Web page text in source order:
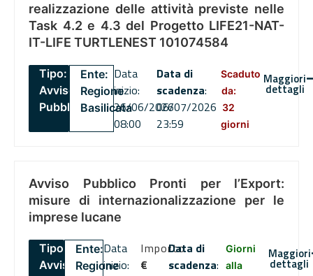
realizzazione delle attività previste nelle
Task 4.2 e 4.3 del Progetto LIFE21-NAT-
IT-LIFE TURTLENEST 101074584
Tipo:
Avviso
Pubblico
Ente:
Regione
Basilicata
Data
inizio:
26/06/2026
08:00
Data di
scadenza:
06/07/2026
23:59
Scaduto
da:
32
giorni
Maggiori
dettagli
Avviso Pubblico Pronti per l’Export:
misure di internazionalizzazione per le
imprese lucane
Tipo:
Avviso
Ente:
Regione
Data
inizio:
Importo
€
Data di
scadenza:
Giorni
alla
Maggiori
dettagli